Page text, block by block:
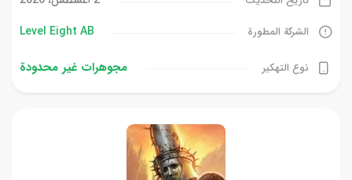
الشركة المطورة Level Eight AB
نوع التهكير مجوهرات غیر محدودة